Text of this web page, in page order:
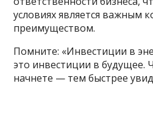
условиях является важным
преимуществом.
Помните: «Инвестиции в
это инвестиции в будущее.
начнете — тем быстрее